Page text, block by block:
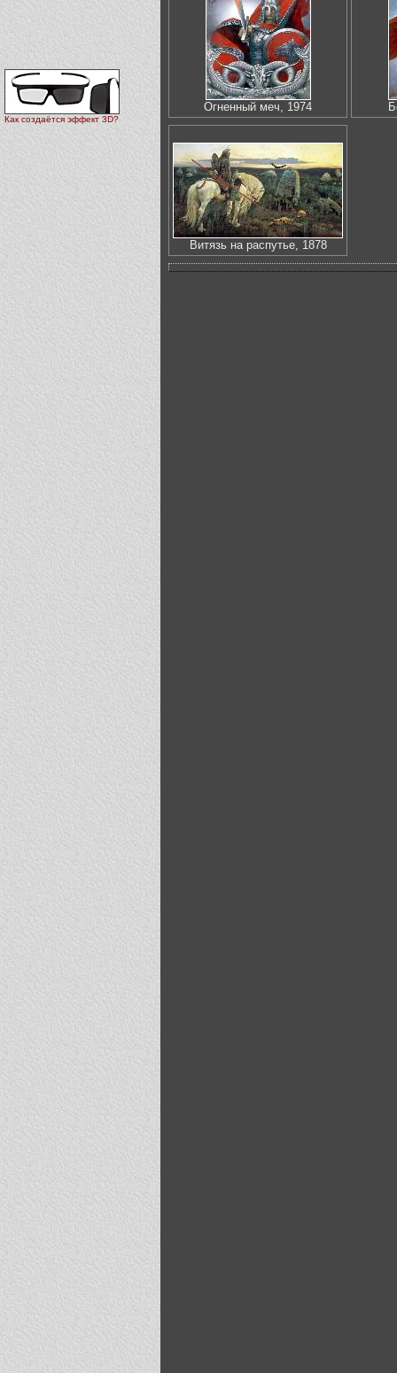
Как создаётся эффект 3D?
Огненный меч, 1974
Витязь на распутье, 1878